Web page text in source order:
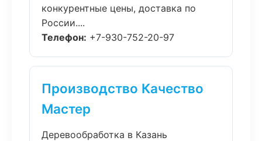
конкурентные цены, доставка по
России....
Телефон: +7-930-752-20-97
Производство Качество
Мастер
Деревообработка в Казань